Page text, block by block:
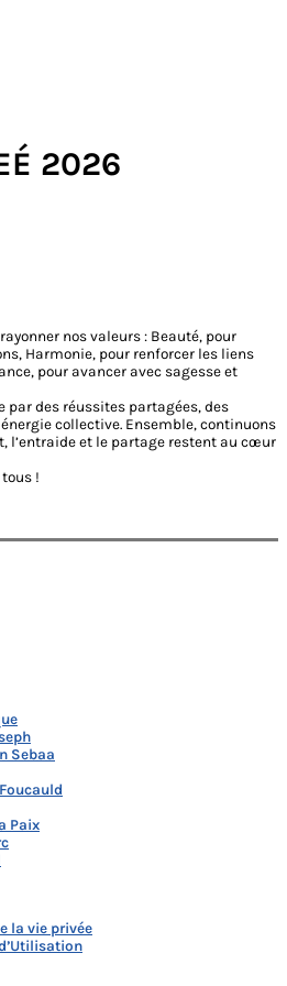
2026
nos valeurs : Beauté, pour
Harmonie, pour renforcer les liens
pour avancer avec sagesse et
par des réussites partagées, des
collective. Ensemble, continuons
l’entraide et le partage restent au cœur
!
Sebaa
Paix
la vie privée